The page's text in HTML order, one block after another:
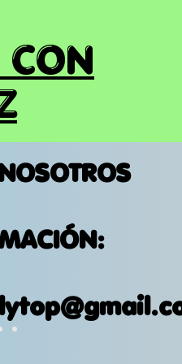
CON